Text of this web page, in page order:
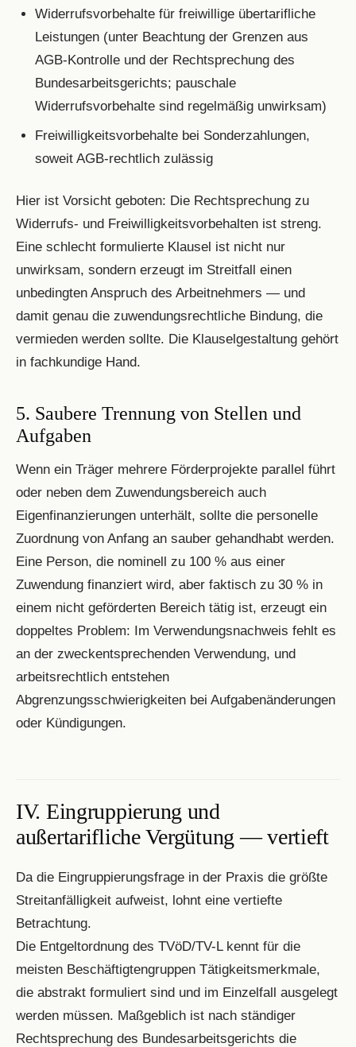
Widerrufsvorbehalte für freiwillige übertarifliche
Leistungen (unter Beachtung der Grenzen aus
AGB-Kontrolle und der Rechtsprechung des
Bundesarbeitsgerichts; pauschale
Widerrufsvorbehalte sind regelmäßig unwirksam)
Freiwilligkeitsvorbehalte bei Sonderzahlungen,
soweit AGB-rechtlich zulässig
Hier ist Vorsicht geboten: Die Rechtsprechung zu
Widerrufs- und Freiwilligkeitsvorbehalten ist streng.
Eine schlecht formulierte Klausel ist nicht nur
unwirksam, sondern erzeugt im Streitfall einen
unbedingten Anspruch des Arbeitnehmers — und
damit genau die zuwendungsrechtliche Bindung, die
vermieden werden sollte. Die Klauselgestaltung gehört
in fachkundige Hand.
5. Saubere Trennung von Stellen und
Aufgaben
Wenn ein Träger mehrere Förderprojekte parallel führt
oder neben dem Zuwendungsbereich auch
Eigenfinanzierungen unterhält, sollte die personelle
Zuordnung von Anfang an sauber gehandhabt werden.
Eine Person, die nominell zu 100 % aus einer
Zuwendung finanziert wird, aber faktisch zu 30 % in
einem nicht geförderten Bereich tätig ist, erzeugt ein
doppeltes Problem: Im Verwendungsnachweis fehlt es
an der zweckentsprechenden Verwendung, und
arbeitsrechtlich entstehen
Abgrenzungsschwierigkeiten bei Aufgabenänderungen
oder Kündigungen.
IV. Eingruppierung und
außertarifliche Vergütung — vertieft
Da die Eingruppierungsfrage in der Praxis die größte
Streitanfälligkeit aufweist, lohnt eine vertiefte
Betrachtung.
Die Entgeltordnung des TVöD/TV-L kennt für die
meisten Beschäftigtengruppen Tätigkeitsmerkmale,
die abstrakt formuliert sind und im Einzelfall ausgelegt
werden müssen. Maßgeblich ist nach ständiger
Rechtsprechung des Bundesarbeitsgerichts die